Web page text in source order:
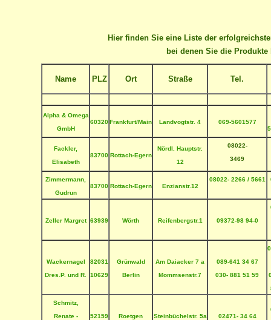
Hier finden Sie eine Liste der
bei denen Sie die
Name PLZ Ort Straße Tel.
Alpha & Omega
GmbH
60320Frankfurt/Main Landvogtstr. 4
069-5601577
Fackler,
Elisabeth
83700 Rottach-Egern
Nördl. Hauptstr.
12
08022-
3469
Zimmermann,
Gudrun
83700 Rottach-Egern Enzianstr.12
08022- 2266 / 5661
Zeller Margret 63939 Wörth Reifenbergstr.1 09372-98 94-0
Wackernagel
Dres.P. und R.
82031
10629
Grünwald
Berlin
Am Daiacker 7 a
Mommsenstr.7
089-641 34 67
030- 881 51 59
Schmitz,
Renate -
52159 Roetgen Steinbüchelstr. 5a 02471- 34 64